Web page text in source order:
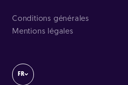
Conditions générales
Mentions légales
FR